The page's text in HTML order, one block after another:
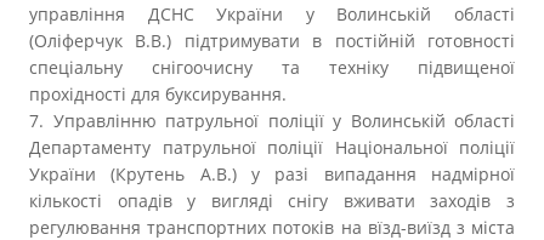
управління ДСНС України у Волинській області
(Оліферчук В.В.) підтримувати в постійній готовності
спеціальну снігоочисну та техніку підвищеної
прохідності для буксирування.
7. Управлінню патрульної поліції у Волинській області
Департаменту патрульної поліції Національної поліції
України (Крутень А.В.) у разі випадання надмірної
кількості опадів у вигляді снігу вживати заходів з
регулювання транспортних потоків на вїзд-виїзд з міста